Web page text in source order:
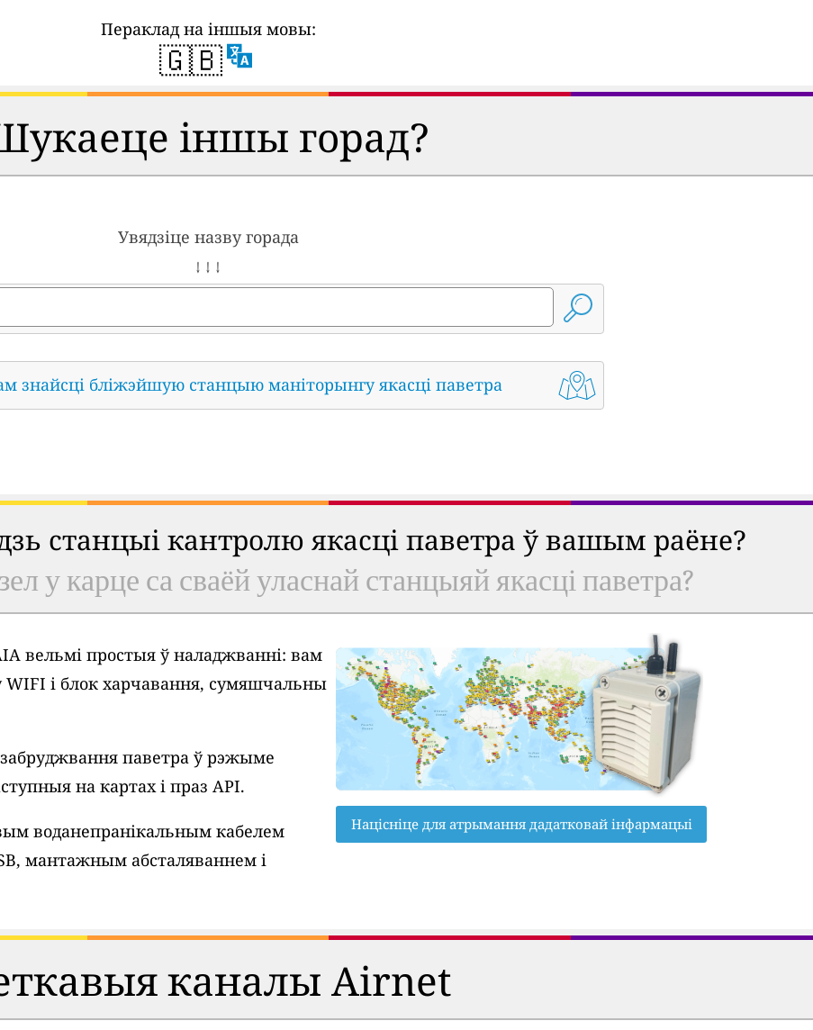
Пераклад на іншыя мовы:
🇬🇧
іншы горад?
Увядзіце назву горада
↓ ↓ ↓
знайсці бліжэйшую станцыю маніторынгу якасці паветра
станцыі кантролю якасці паветра ў вашым раёне?
у карце са сваёй уласнай станцыяй якасці паветра?
вельмі простыя ў наладжванні: вам
WIFI і блок харчавання, сумяшчальны
паветра ў рэжыме
на картах і праз API.
воданепранікальным кабелем
мантажным абсталяваннем і
Націсніце для атрымання дадатковай інфармацыі
каналы Airnet